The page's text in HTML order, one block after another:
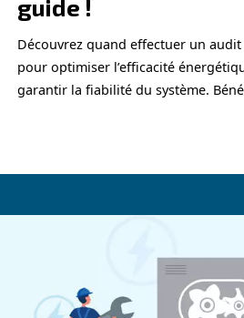
CONNAÎTRE L’AIR COMPRIMÉ